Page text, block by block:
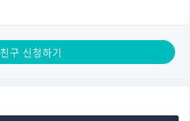
친구 신청하기